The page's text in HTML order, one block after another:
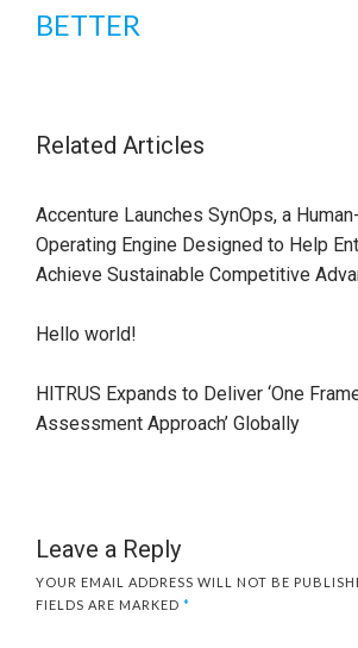
BETTER
Related Articles
Accenture Launches SynOps, a
Operating Engine Designed to Help
Achieve Sustainable Competitive
Hello world!
HITRUS Expands to Deliver ‘One
Assessment Approach’ Globally
Leave a Reply
YOUR EMAIL ADDRESS WILL NOT BE
FIELDS ARE MARKED *